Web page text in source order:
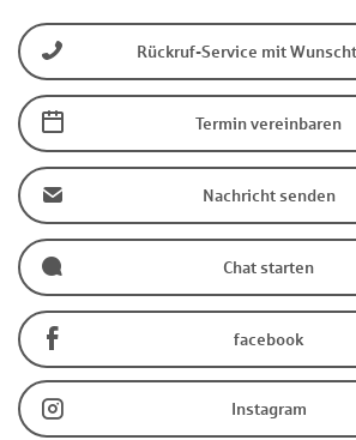
Rückruf-Service mit
Termin vereinbaren
Nachricht senden
Chat starten
facebook
Instagram